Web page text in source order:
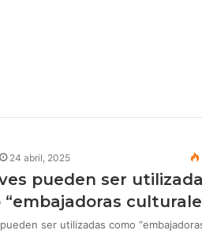
24 abril, 2025
pueden ser
“embajadoras
ser utilizadas como